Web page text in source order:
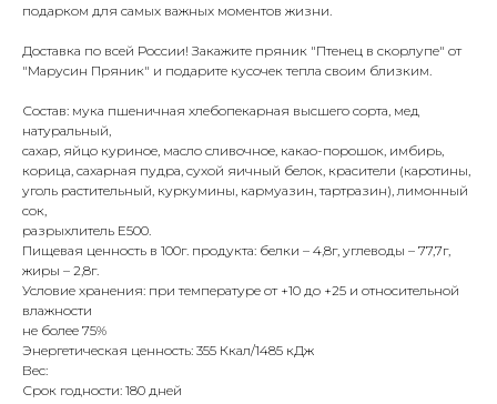
подарком для самых важных моментов жизни.
Доставка по всей России! Закажите пряник "Птенец в скорлупе" от
"Марусин Пряник" и подарите кусочек тепла своим близким.
Состав: мука пшеничная хлебопекарная высшего сорта, мед
натуральный,
сахар, яйцо куриное, масло сливочное, какао-порошок, имбирь,
корица, сахарная пудра, сухой яичный белок, красители (каротины,
уголь растительный, куркумины, кармуазин, тартразин), лимонный
сок,
разрыхлитель Е500.
Пищевая ценность в 100г. продукта: белки – 4,8г, углеводы – 77,7г,
жиры – 2,8г.
Условие хранения: при температуре от +10 до +25 и относительной
влажности
не более 75%
Энергетическая ценность: 355 Ккал/1485 кДж
Вес:
Срок годности: 180 дней